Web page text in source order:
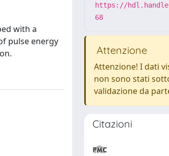
with a
pulse energy
https://
68
Attenzione
Attenzione! I dati
non sono stati
validazione da
Citazioni